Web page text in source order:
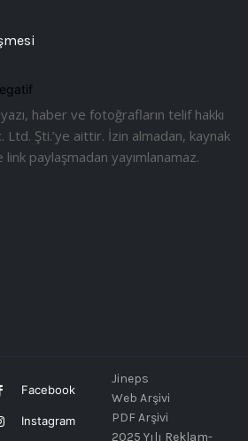
haber ve fotoğrafların telif hakkı
Ltd. Şti.’ye aittir. İzin almadan, kaynak
paylaşmadan yayımlanamaz.
Facebook
Instagram
Jineps
Web Arşivi
PDF Arşivi
2025 Yılı Reklam-